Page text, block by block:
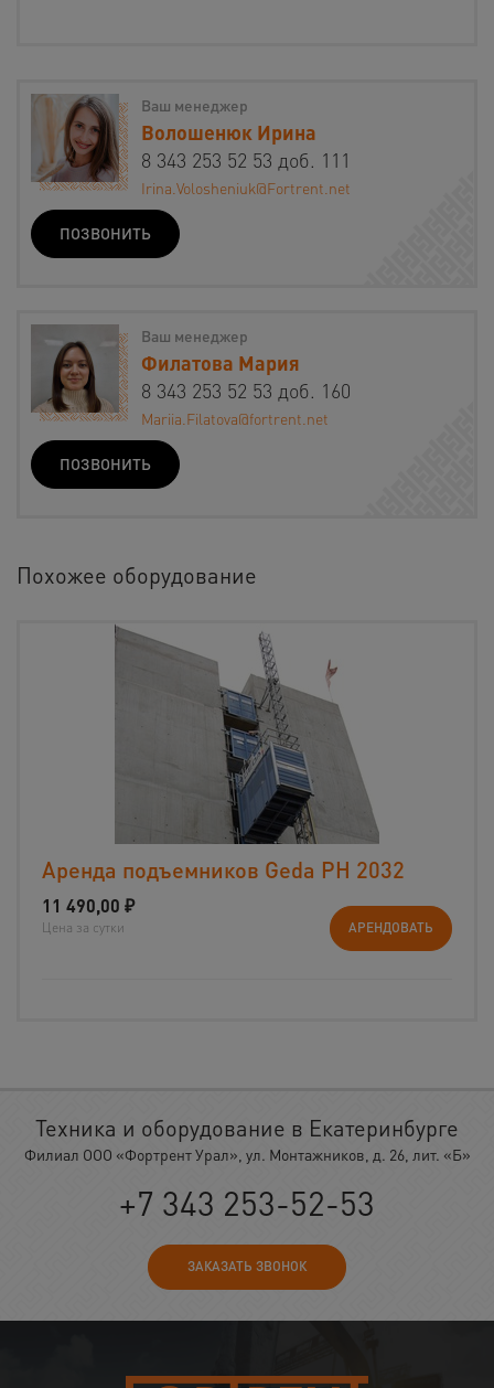
Ваш менеджер
Волошенюк Ирина
8 343 253 52 53 доб. 111
Irina.Volosheniuk@Fortrent.net
ПОЗВОНИТЬ
Ваш менеджер
Филатова Мария
8 343 253 52 53 доб. 160
Mariia.Filatova@fortrent.net
ПОЗВОНИТЬ
Похожее оборудование
Аренда подъемников Geda PH 2032
11 490,00 ₽
Цена за сутки АРЕНДОВАТЬ
Техника и оборудование в Екатеринбурге
Филиал ООО «Фортрент Урал», ул. Монтажников, д. 26, лит. «Б»
+7 343 253-52-53
ЗАКАЗАТЬ ЗВОНОК